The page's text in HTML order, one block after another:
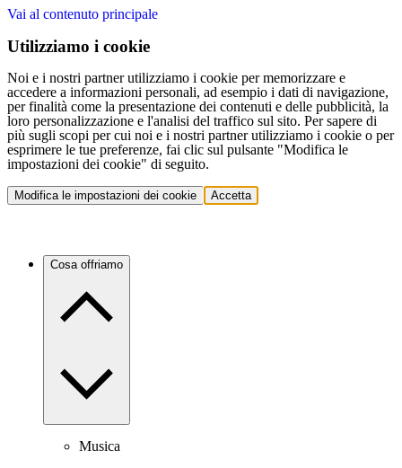
Vai al contenuto principale
Utilizziamo i cookie
Noi e i nostri partner utilizziamo i cookie per memorizzare e
accedere a informazioni personali, ad esempio i dati di navigazione,
per finalità come la presentazione dei contenuti e delle pubblicità, la
loro personalizzazione e l'analisi del traffico sul sito. Per sapere di
più sugli scopi per cui noi e i nostri partner utilizziamo i cookie o per
esprimere le tue preferenze, fai clic sul pulsante "Modifica le
impostazioni dei cookie" di seguito.
Modifica le impostazioni dei cookie Accetta
Cosa offriamo
Musica